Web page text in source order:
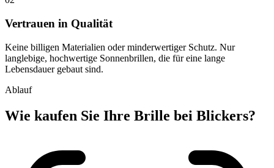
Vertrauen in Qualität
Keine billigen Materialien oder minderwertiger Schutz. Nur
langlebige, hochwertige Sonnenbrillen, die für eine lange
Lebensdauer gebaut sind.
Ablauf
Wie kaufen Sie Ihre Brille bei Blickers?